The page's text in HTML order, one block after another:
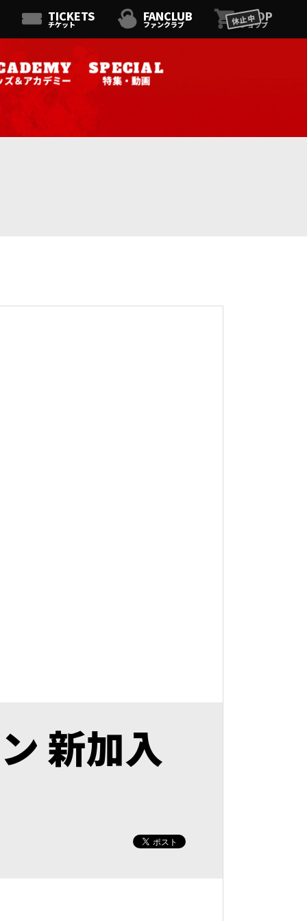
ズ＆アカデミー 特集・動画
TICKETS
チケット
FANCLUB
ファンクラブ
SHOP
ショップ
休止中
新加入